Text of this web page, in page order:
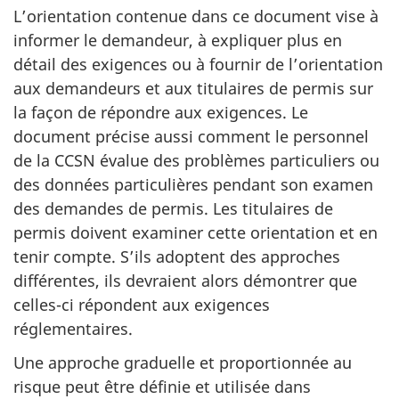
L’orientation contenue dans ce document vise à
informer le demandeur, à expliquer plus en
détail des exigences ou à fournir de l’orientation
aux demandeurs et aux titulaires de permis sur
la façon de répondre aux exigences. Le
document précise aussi comment le personnel
de la CCSN évalue des problèmes particuliers ou
des données particulières pendant son examen
des demandes de permis. Les titulaires de
permis doivent examiner cette orientation et en
tenir compte. S’ils adoptent des approches
différentes, ils devraient alors démontrer que
celles-ci répondent aux exigences
réglementaires.
Une approche graduelle et proportionnée au
risque peut être définie et utilisée dans